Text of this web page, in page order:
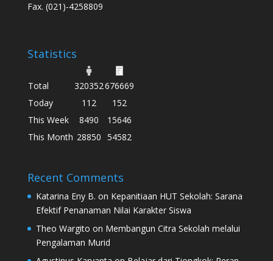
Fax. (021)-4258809
Statistics
Total 320352676669
Today
112
152
This Week
8490
15646
This Month 28850 54582
Recent Comments
Katarina Eny B. on Kepanitiaan HUT Sekolah: Sarana
Efektif Penanaman Nilai Karakter Siswa
Theo Wargito on Membangun Citra Sekolah melalui
Pengalaman Murid